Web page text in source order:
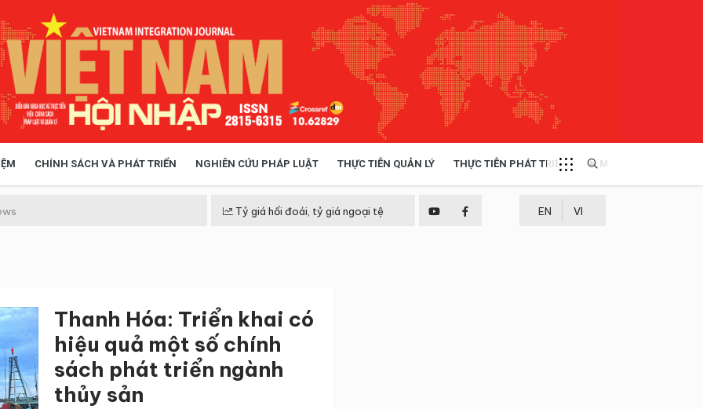
CHÍNH SÁCH VÀ PHÁT TRIỂN NGHIÊN CỨU PHÁP LUẬT THỰC TIỄN QUẢN LÝ THỰC TIỄN PHÁT TRIỂN MULTIMEDIA
Tỷ giá hối đoái, tỷ giá ngoại tệ EN VI
Thanh Hóa: Triển khai có
hiệu quả một số chính
sách phát triển ngành
thủy sản